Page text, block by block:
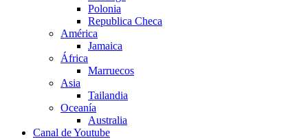
Polonia
Republica Checa
América
Jamaica
África
Marruecos
Asia
Tailandia
Oceanía
Australia
Canal de Youtube